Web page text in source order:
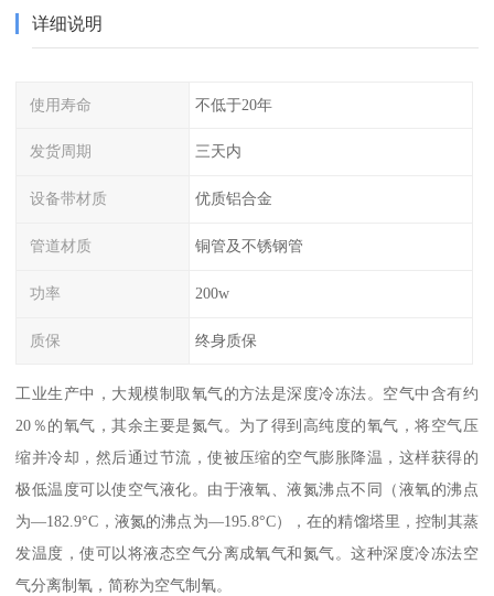
详细说明
使用寿命 不低于20年
发货周期 三天内
设备带材质 优质铝合金
管道材质 铜管及不锈钢管
功率 200w
质保 终身质保
工业生产中，大规模制取氧气的方法是深度冷冻法。空气中含有约
20％的氧气，其余主要是氮气。为了得到高纯度的氧气，将空气压
缩并冷却，然后通过节流，使被压缩的空气膨胀降温，这样获得的
极低温度可以使空气液化。由于液氧、液氮沸点不同（液氧的沸点
为—182.9°C，液氮的沸点为—195.8°C），在的精馏塔里，控制其蒸
发温度，使可以将液态空气分离成氧气和氮气。这种深度冷冻法空
气分离制氧，简称为空气制氧。